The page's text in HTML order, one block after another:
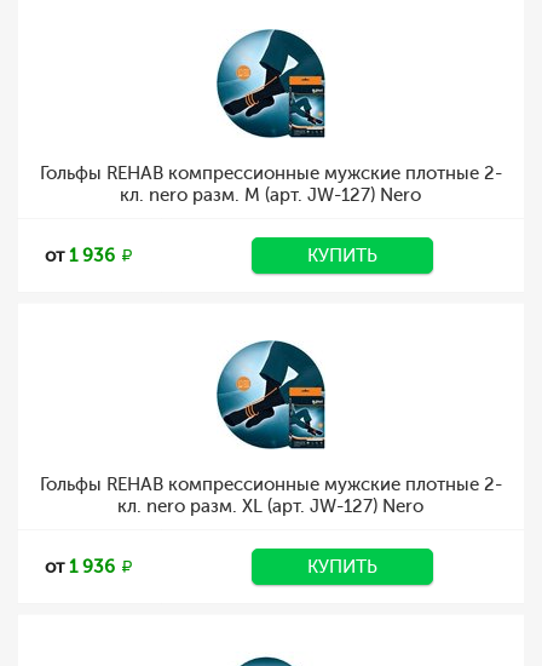
Гольфы REHAB компрессионные мужские плотные 2-
кл. nero разм. M (арт. JW-127) Nero
от1 936 КУПИТЬ
Гольфы REHAB компрессионные мужские плотные 2-
кл. nero разм. XL (арт. JW-127) Nero
от1 936 КУПИТЬ